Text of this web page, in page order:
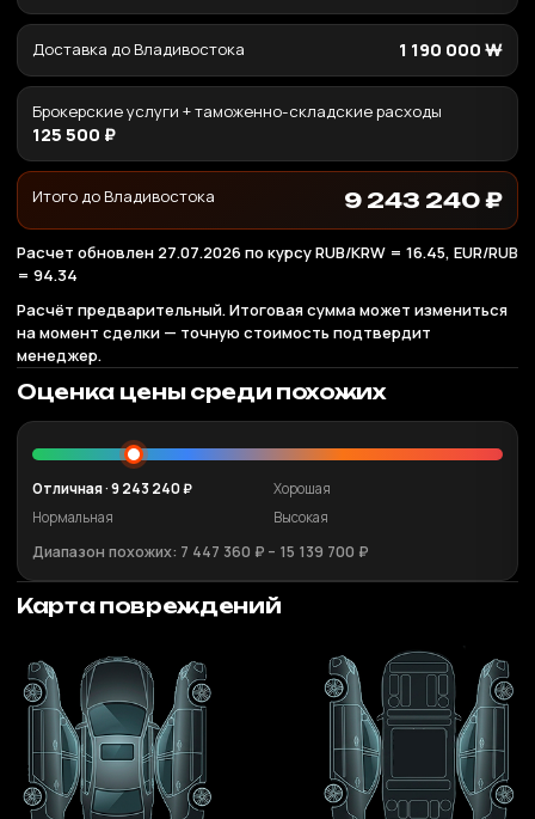
Доставка до Владивостока 1 190 000 ₩
Брокерские услуги + таможенно-складские расходы
125 500 ₽
Итого до Владивостока 9 243 240 ₽
Расчет обновлен 27.07.2026 по курсу RUB/KRW = 16.45, EUR/RUB
= 94.34
Расчёт предварительный. Итоговая сумма может измениться
на момент сделки — точную стоимость подтвердит
менеджер.
Оценка цены среди похожих
Отличная · 9 243 240 ₽
Хорошая
Нормальная
Высокая
Диапазон похожих: 7 447 360 ₽ – 15 139 700 ₽
Карта повреждений